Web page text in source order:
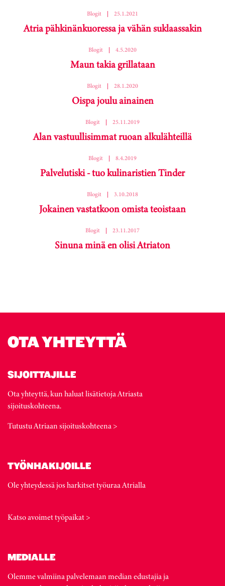
Blogit | 25.1.2021
Atria pähkinänkuoressa ja vähän suklaassakin
Blogit | 4.5.2020
Maun takia grillataan
Blogit | 28.1.2020
Oispa joulu ainainen
Blogit | 25.11.2019
Alan vastuullisimmat ruoan alkulähteillä
Blogit | 8.4.2019
Palvelutiski - tuo kulinaristien Tinder
Blogit | 3.10.2018
Jokainen vastatkoon omista teoistaan
Blogit | 23.11.2017
Sinuna minä en olisi Atriaton
OTA YHTEYTTÄ
SIJOITTAJILLE
Ota yhteyttä, kun haluat lisätietoja Atriasta
sijoituskohteena.
Tutustu Atriaan sijoituskohteena >
TYÖNHAKIJOILLE
Ole yhteydessä jos harkitset työuraa Atrialla
Katso avoimet työpaikat >
MEDIALLE
Olemme valmiina palvelemaan median edustajia ja